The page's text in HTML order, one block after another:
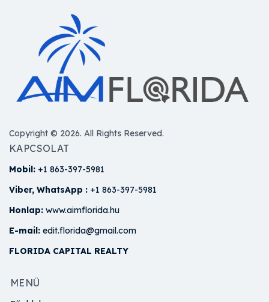
Copyright © 2026. All Rights Reserved.
KAPCSOLAT
Mobil: +1 863-397-5981
Viber, WhatsApp : +1 863-397-5981
Honlap: www.aimflorida.hu
E-mail: edit.florida@gmail.com
FLORIDA CAPITAL REALTY
MENÜ